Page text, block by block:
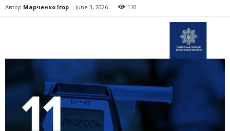
Автор Марченко Ігор - June 3, 2026 110